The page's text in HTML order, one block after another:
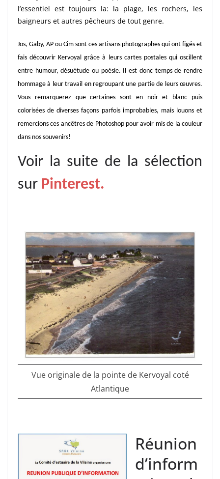
l’essentiel est toujours la: la plage, les rochers, les
baigneurs et autres pêcheurs de tout genre.
Jos, Gaby, AP ou Cim sont ces artisans photographes qui ont figés et
fais découvrir Kervoyal grâce à leurs cartes postales qui oscillent
entre humour, désuétude ou poésie. Il est donc temps de rendre
hommage à leur travail en regroupant une partie de leurs œuvres.
Vous remarquerez que certaines sont en noir et blanc puis
colorisées de diverses façons parfois improbables, mais louons et
remercions ces ancêtres de Photoshop pour avoir mis de la couleur
dans nos souvenirs!
Voir la suite de la sélection
sur Pinterest.
Vue originale de la pointe de Kervoyal coté
Atlantique
Réunion
d’inform